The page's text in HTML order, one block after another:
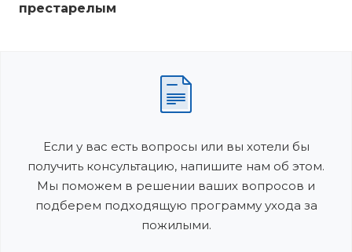
престарелым
Если у вас есть вопросы или вы хотели бы
получить консультацию, напишите нам об этом.
Мы поможем в решении ваших вопросов и
подберем подходящую программу ухода за
пожилыми.